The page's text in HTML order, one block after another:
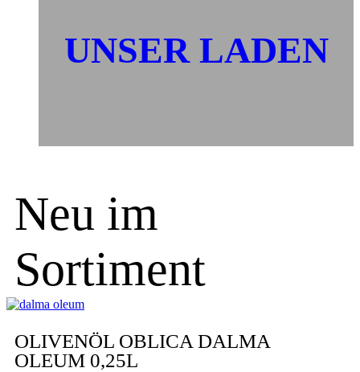
UNSER LADEN
Neu im
Sortiment
OLIVENÖL OBLICA DALMA
OLEUM 0,25L